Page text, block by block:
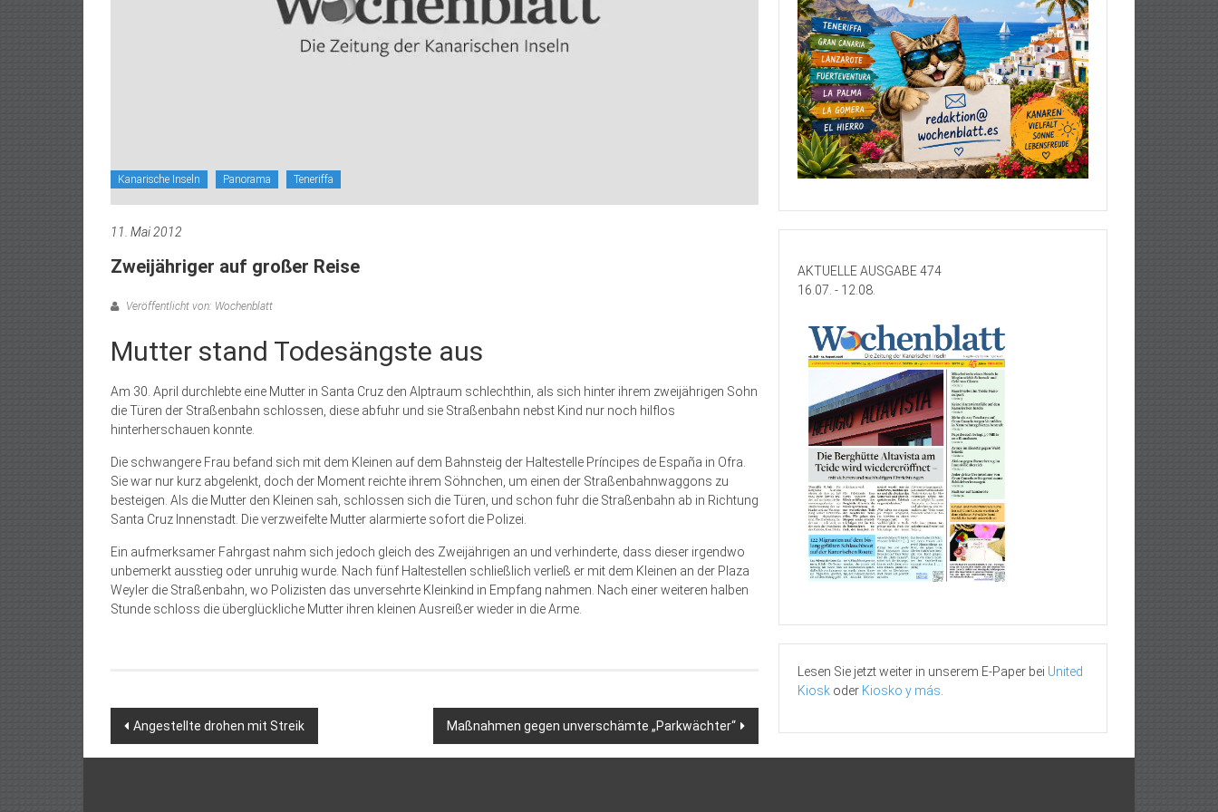
Kanarische Inseln Panorama Teneriffa
11. Mai 2012
Zweijähriger auf großer Reise
Veröffentlicht von: Wochenblatt
Mutter stand Todesängste aus
Am 30. April durchlebte eine Mutter in Santa Cruz den Alptraum schlechthin, als sich hinter ihrem zweijährigen Sohn
die Türen der Straßenbahn schlossen, diese abfuhr und sie Straßenbahn nebst Kind nur noch hilflos
hinterherschauen konnte.
Die schwangere Frau befand sich mit dem Kleinen auf dem Bahnsteig der Haltestelle Príncipes de España in Ofra.
Sie war nur kurz abgelenkt, doch der Moment reichte ihrem Söhnchen, um einen der Straßenbahnwaggons zu
besteigen. Als die Mutter den Kleinen sah, schlossen sich die Türen, und schon fuhr die Straßenbahn ab in Richtung
Santa Cruz Innenstadt. Die verzweifelte Mutter alarmierte sofort die Polizei.
Ein aufmerksamer Fahrgast nahm sich jedoch gleich des Zweijährigen an und verhinderte, dass dieser irgendwo
unbemerkt ausstieg oder unruhig wurde. Nach fünf Haltestellen schließlich verließ er mit dem Kleinen an der Plaza
Weyler die Straßenbahn, wo Polizisten das unversehrte Kleinkind in Empfang nahmen. Nach einer weiteren halben
Stunde schloss die überglückliche Mutter ihren kleinen Ausreißer wieder in die Arme.
Beitragsnavigation
Angestellte drohen mit Streik Maßnahmen gegen unverschämte „Parkwächter“
AKTUELLE AUSGABE 474
16.07. - 12.08.
Lesen Sie jetzt weiter in unserem E-Paper bei United
Kiosk oder Kiosko y más